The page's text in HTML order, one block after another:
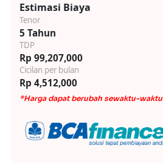
Estimasi Biaya
Tenor
5 Tahun
TDP
Rp 99,207,000
Cicilan per bulan
Rp 4,512,000
*Harga dapat berubah sewaktu-waktu